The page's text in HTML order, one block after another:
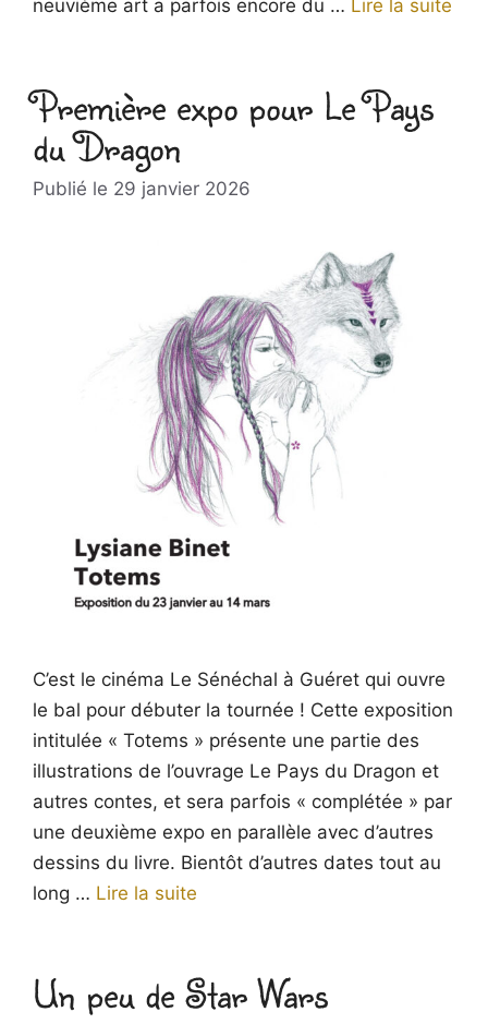
neuvième art a parfois encore du … Lire la suite
Première expo pour Le Pays
du Dragon
29 janvier 2026
C’est le cinéma Le Sénéchal à Guéret qui ouvre
le bal pour débuter la tournée ! Cette exposition
intitulée « Totems » présente une partie des
illustrations de l’ouvrage Le Pays du Dragon et
autres contes, et sera parfois « complétée » par
une deuxième expo en parallèle avec d’autres
dessins du livre. Bientôt d’autres dates tout au
long … Lire la suite
Un peu de Star Wars